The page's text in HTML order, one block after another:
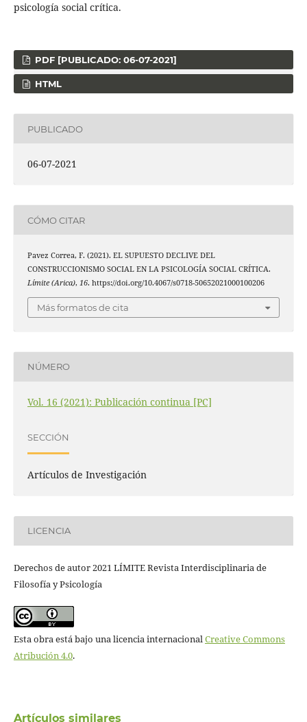
psicología social crítica.
PDF [PUBLICADO: 06-07-2021]
HTML
PUBLICADO
06-07-2021
CÓMO CITAR
Pavez Correa, F. (2021). EL SUPUESTO DECLIVE DEL
CONSTRUCCIONISMO SOCIAL EN LA PSICOLOGÍA SOCIAL CRÍTICA.
Límite (Arica), 16. https://doi.org/10.4067/s0718-50652021000100206
Más formatos de cita
NÚMERO
Vol. 16 (2021): Publicación continua [PC]
SECCIÓN
Artículos de Investigación
LICENCIA
Derechos de autor 2021 LÍMITE Revista Interdisciplinaria de
Filosofía y Psicología
Esta obra está bajo una licencia internacionalCreative Commons
Atribución 4.0.
Artículos similares